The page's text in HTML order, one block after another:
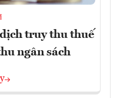
truy thu thuế
ngân sách